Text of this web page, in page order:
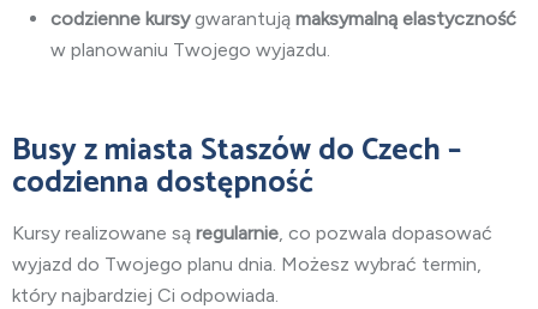
codzienne kursygwarantują maksymalną elastyczność
w planowaniu Twojego wyjazdu.
Busy z miasta Staszów do Czech –
codzienna dostępność
Kursy realizowane są regularnie , co pozwala dopasować
wyjazd do Twojego planu dnia. Możesz wybrać termin,
który najbardziej Ci odpowiada.